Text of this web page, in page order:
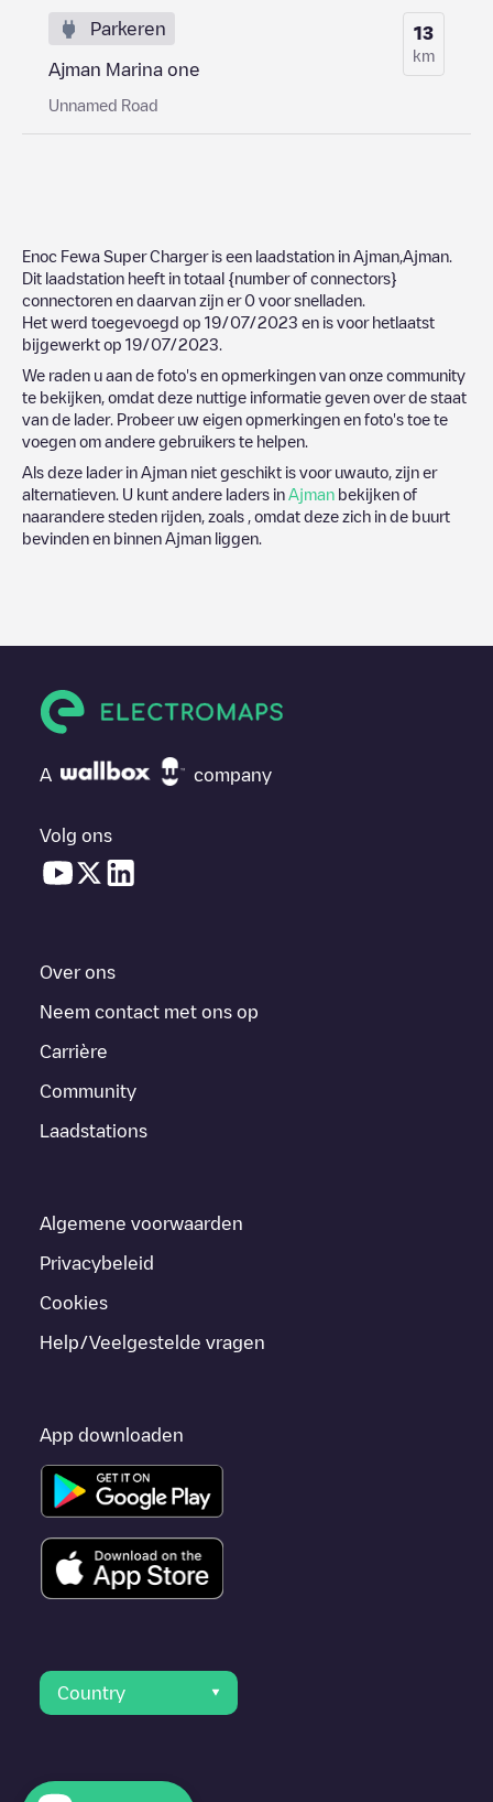
Parkeren
Ajman Marina one
Unnamed Road
13
km
Enoc Fewa Super Chargeris een laadstation in Ajman Ajman
Dit laadstation heeft in totaal {number of connectors}
connectoren en daarvan zijn er 0 voor snelladen.
Het werd toegevoegd op 19/07/2023 en is voor hetlaatst
bijgewerkt op 19/07/2023
We raden u aan de foto's en opmerkingen van onze community
te bekijken, omdat deze nuttige informatie geven over de staat
van de lader. Probeer uw eigen opmerkingen en foto's toe te
voegen om andere gebruikers te helpen.
Als deze lader in Ajman niet geschikt is voor uwauto, zijn er
alternatieven. U kunt andere laders in Ajman bekijken of
naarandere steden rijden, zoals , omdat deze zich in de buurt
bevinden en binnen Ajman liggen.
A company
Volg ons
Over ons
Neem contact met ons op
Carrière
Community
Laadstations
Algemene voorwaarden
Privacybeleid
Cookies
Help/Veelgestelde vragen
App downloaden
Country